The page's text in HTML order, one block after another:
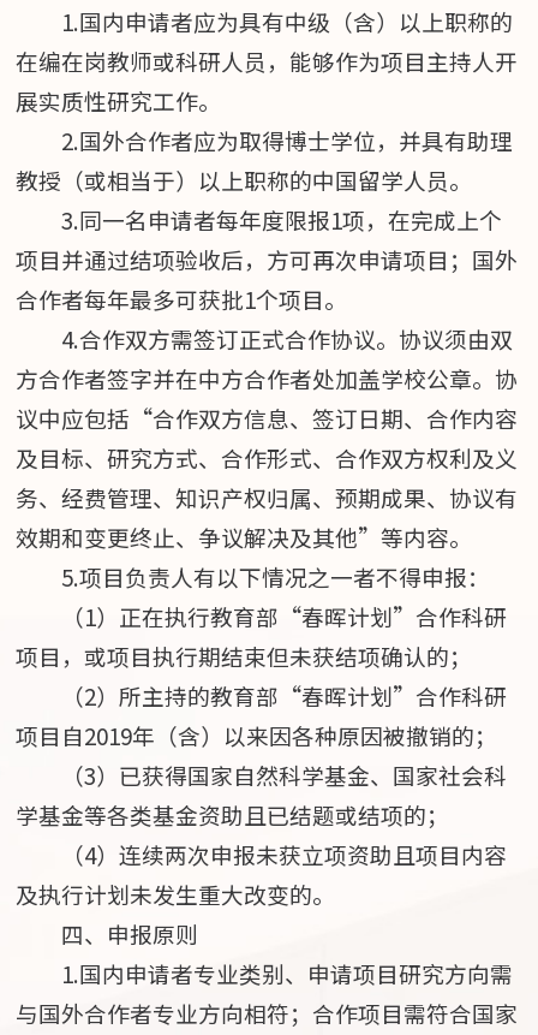
1.国内申请者应为具有中级（含）以上职称的
在编在岗教师或科研人员，能够作为项目主持人开
展实质性研究工作。
2.国外合作者应为取得博士学位，并具有助理
教授（或相当于）以上职称的中国留学人员。
3.同一名申请者每年度限报1项，在完成上个
项目并通过结项验收后，方可再次申请项目；国外
合作者每年最多可获批1个项目。
4.合作双方需签订正式合作协议。协议须由双
方合作者签字并在中方合作者处加盖学校公章。协
议中应包括“合作双方信息、签订日期、合作内容
及目标、研究方式、合作形式、合作双方权利及义
务、经费管理、知识产权归属、预期成果、协议有
效期和变更终止、争议解决及其他”等内容。
5.项目负责人有以下情况之一者不得申报：
（1）正在执行教育部“春晖计划”合作科研
项目，或项目执行期结束但未获结项确认的；
（2）所主持的教育部“春晖计划”合作科研
项目自2019年（含）以来因各种原因被撤销的；
（3）已获得国家自然科学基金、国家社会科
学基金等各类基金资助且已结题或结项的；
（4）连续两次申报未获立项资助且项目内容
及执行计划未发生重大改变的。
四、申报原则
1.国内申请者专业类别、申请项目研究方向需
与国外合作者专业方向相符；合作项目需符合国家